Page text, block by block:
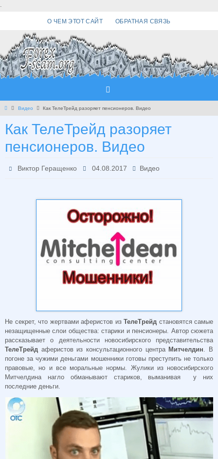
.
О ЧЕМ ЭТОТ САЙТ ОБРАТНАЯ СВЯЗЬ
Главная
Видео Как ТелеТрейд разоряет пенсионеров. Видео
Как ТелеТрейд разоряет
пенсионеров. Видео
Виктор Геращенко 04.08.2017 Видео
Не секрет, что жертвами аферистов из ТелеТрейд становятся самые
незащищенные слои общества: старики и пенсионеры. Автор сюжета
рассказывает о деятельности новосибирского представительства
ТелеТрейд аферистов из консультационного центра Митчелдин . В
погоне за чужими деньгами мошенники готовы преступить не только
правовые, но и все моральные нормы. Жулики из новосибирского
Митчелдина нагло обманывают стариков, выманивая у них
последние деньги.